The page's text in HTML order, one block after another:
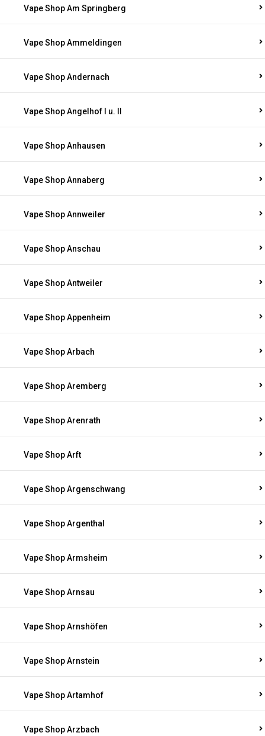
Vape Shop Am Springberg
Vape Shop Ammeldingen
Vape Shop Andernach
Vape Shop Angelhof I u. II
Vape Shop Anhausen
Vape Shop Annaberg
Vape Shop Annweiler
Vape Shop Anschau
Vape Shop Antweiler
Vape Shop Appenheim
Vape Shop Arbach
Vape Shop Aremberg
Vape Shop Arenrath
Vape Shop Arft
Vape Shop Argenschwang
Vape Shop Argenthal
Vape Shop Armsheim
Vape Shop Arnsau
Vape Shop Arnshöfen
Vape Shop Arnstein
Vape Shop Artamhof
Vape Shop Arzbach